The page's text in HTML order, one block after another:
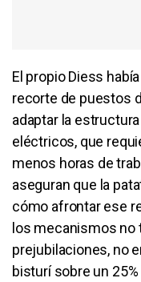
El propio Diess
recorte de puestos
adaptar la
eléctricos, que
menos horas de
aseguran que la
cómo afrontar ese
los mecanismos no
prejubilaciones, no
bisturí sobre un